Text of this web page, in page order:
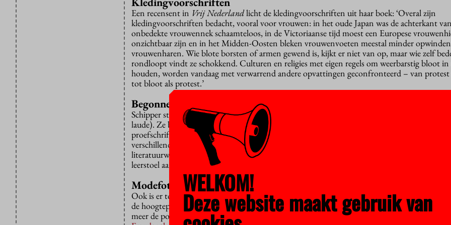
Een recensent in Vrij Nederlandlicht de kledingvoorschriften uit haar boek: ‘Overal zijn
kledingvoorschriften bedacht, vooral voor vrouwen: in het oude Japan was de achterkant
onbedekte vrouwennek schaamteloos, in de Victoriaanse tijd moest een Europese
onzichtbaar zijn en in het Midden-Oosten bleken vrouwenvoeten meestal minder
vrouwenharen. Wie blote borsten of armen gewend is, kijkt er niet van op, maar wie zelf
rondloopt vindt ze schokkend. Culturen en religies met eigen regels om weerbarstig bloot
houden, worden vandaag met verwarrend andere opvattingen geconfronteerd – van
tot bloot als protest.’
Begonnen aan de VU
Schipper studeerde Frans en filosofie aan de Vrije Universiteit en literatuurwetenschap in
laude). Ze begon haar carrière in Afrika. Na terugkeer in Nederland promoveerde ze in 1973
proefschrift over beelden van Europeanen in Afrikaanse romans. Zij bleef zich verdiepen in
verschillende culturen, eerst aan de VU, waar ze in 1988 de eerste hoogleraar interculturele
literatuurwetenschap in Nederland werd. In 1993 bood de Universiteit Leiden haar de eerste
leerstoel aan op hetzelfde vakgebied.
Modefotografie
Ook is er tot 13 september de tentoonstelling Alles behalve kleren in Museum Arnhem. Daar
de hoogtepunten van de geschiedenis van de modefotografie in Nederland. Met nogal wat
meer de porno-chic van Matthias Vriens in de jaren negentig en werk van de fotografen
WELKOM!
Deze website maakt gebruik van